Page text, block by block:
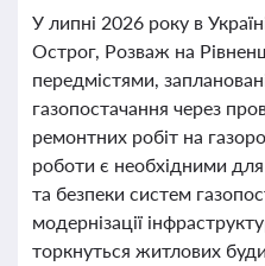
У липні 2026 року в
Острог, Розваж на
передмістями,
газопостачання через
ремонтних робіт на
роботи є необхідними для
та безпеки систем
модернізації
торкнуться житлових